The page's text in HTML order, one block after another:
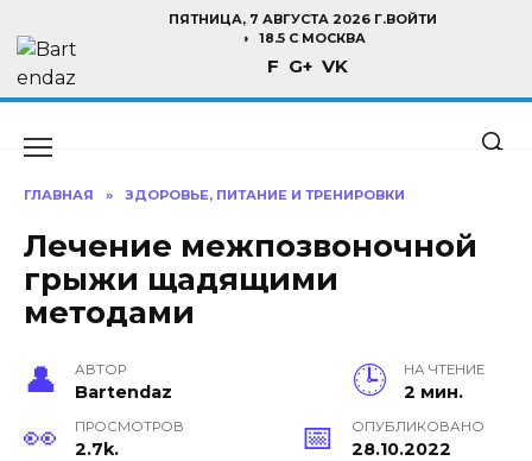
содержанию
ПЯТНИЦА, 7 АВГУСТА 2026 Г.ВОЙТИ
18.5 C МОСКВА
F G+ VK
ГЛАВНАЯ » ЗДОРОВЬЕ, ПИТАНИЕ И ТРЕНИРОВКИ
Лечение межпозвоночной
грыжи щадящими
методами
АВТОР
Bartendaz
НА ЧТЕНИЕ
2 мин.
ПРОСМОТРОВ
2.7k.
ОПУБЛИКОВАНО
28.10.2022